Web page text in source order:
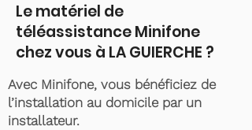
Le matériel de
téléassistance Minifone
chez vous à LA GUIERCHE ?
Avec Minifone, vous bénéficiez de
l’installation au domicile par un
installateur.